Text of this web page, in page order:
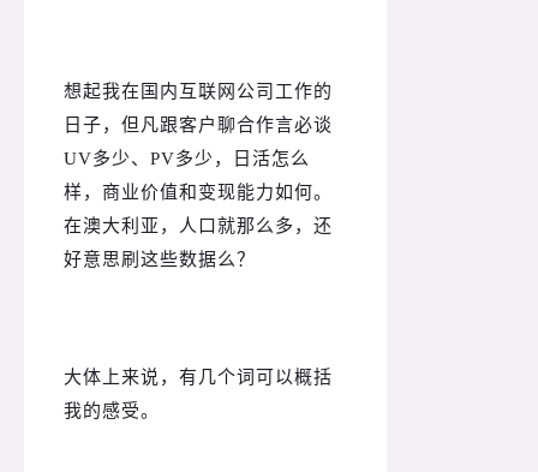
想起我在国内互联网公司工作的
日子，但凡跟客户聊合作言必谈
UV多少、PV多少，日活怎么
样，商业价值和变现能力如何。
在澳大利亚，人口就那么多，还
好意思刷这些数据么？
大体上来说，有几个词可以概括
我的感受。